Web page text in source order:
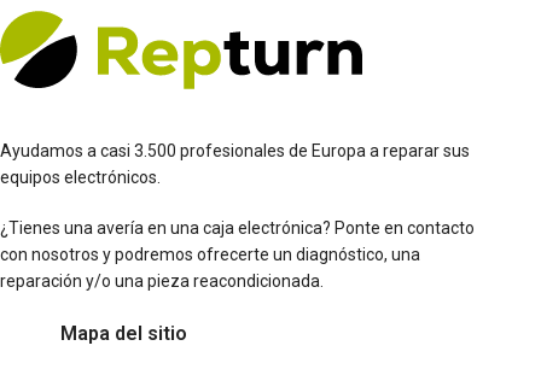
Ayudamos a casi 3.500 profesionales de Europa a reparar sus
equipos electrónicos.
¿Tienes una avería en una caja electrónica? Ponte en contacto
con nosotros y podremos ofrecerte un diagnóstico, una
reparación y/o una pieza reacondicionada.
Mapa del sitio